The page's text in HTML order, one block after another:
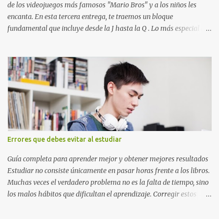
in...
de los videojuegos más famosos "Mario Bros" y a los niños les
encanta. En esta tercera entrega, te traemos un bloque
fundamental que incluye desde la J hasta la Q . Lo más especial de
desde la J hasta la Q ¿Qué incluye este bloque de letras? En esta
sección de evecrea.com , encontrarás imágenes individuales en alta
resolución de las siguientes letras: Letras vibrantes : La J y la M en
el clásico rojo de la gorra de Mario. Tonos azules : La K y la Ñ , que
destacan por su diseño limpio y audaz. Colores secundarios : La L y
la Q en amarillo brillante, junto con la N y la P en un verde
inspirado en los niveles de los juegos. Formas icónicas : No te
pierdas la letra O , diseñada con ese estilo geométrico tan carac...
Errores que debes evitar al estudiar
Guía completa para aprender mejor y obtener mejores resultados
Estudiar no consiste únicamente en pasar horas frente a los libros.
Muchas veces el verdadero problema no es la falta de tiempo, sino
los malos hábitos que dificultan el aprendizaje. Corregir estos